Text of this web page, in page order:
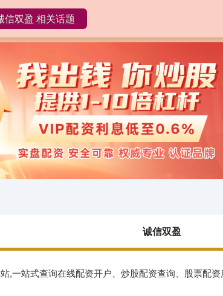
诚信双盈
诚信双盈
,一站式查询在线配资开户、炒股配资查询、股票配
信双盈 相关话题